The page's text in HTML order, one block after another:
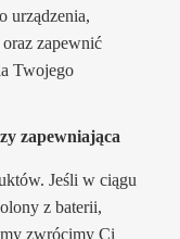
urządzenia,
zapewnić
Twojego
zapewniająca
Jeśli w ciągu
z baterii,
zwrócimy Ci